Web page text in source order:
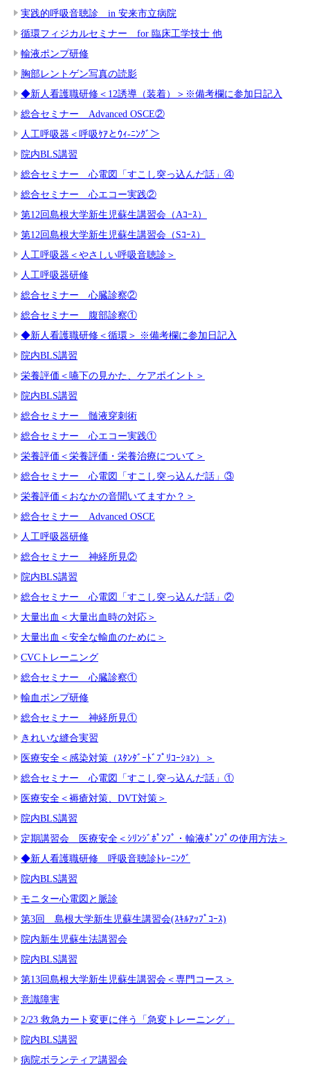
実践的呼吸音聴診 in 安来市立病院
循環フィジカルセミナー for 臨床工学技士 他
輸液ポンプ研修
胸部レントゲン写真の読影
◆新人看護職研修＜12誘導（装着）＞※備考欄に参加日記入
総合セミナー Advanced OSCE②
人工呼吸器＜呼吸ｹｱとｳｨ-ﾆﾝｸﾞ＞
院内BLS講習
総合セミナー 心電図「すこし突っ込んだ話」④
総合セミナー 心エコー実践②
第12回島根大学新生児蘇生講習会（Aｺｰｽ）
第12回島根大学新生児蘇生講習会（Sｺｰｽ）
人工呼吸器＜やさしい呼吸音聴診＞
人工呼吸器研修
総合セミナー 心臓診察②
総合セミナー 腹部診察①
◆新人看護職研修＜循環＞ ※備考欄に参加日記入
院内BLS講習
栄養評価＜嚥下の見かた、ケアポイント＞
院内BLS講習
総合セミナー 髄液穿刺術
総合セミナー 心エコー実践①
栄養評価＜栄養評価・栄養治療について＞
総合セミナー 心電図「すこし突っ込んだ話」③
栄養評価＜おなかの音聞いてますか？＞
総合セミナー Advanced OSCE
人工呼吸器研修
総合セミナー 神経所見②
院内BLS講習
総合セミナー 心電図「すこし突っ込んだ話」②
大量出血＜大量出血時の対応＞
大量出血＜安全な輸血のために＞
CVCトレーニング
総合セミナー 心臓診察①
輸血ポンプ研修
総合セミナー 神経所見①
きれいな縫合実習
医療安全＜感染対策（ｽﾀﾝﾀﾞｰﾄﾞﾌﾟﾘｺｰｼｮﾝ）＞
総合セミナー 心電図「すこし突っ込んだ話」①
医療安全＜褥瘡対策、DVT対策＞
院内BLS講習
定期講習会 医療安全＜ｼﾘﾝｼﾞﾎﾟﾝﾌﾟ・輸液ﾎﾟﾝﾌﾟの使用方法＞
◆新人看護職研修 呼吸音聴診ﾄﾚｰﾆﾝｸﾞ
院内BLS講習
モニター心電図と脈診
第3回 島根大学新生児蘇生講習会(ｽｷﾙｱｯﾌﾟｺｰｽ)
院内新生児蘇生法講習会
院内BLS講習
第13回島根大学新生児蘇生講習会＜専門コース＞
意識障害
2/23 救急カート変更に伴う「急変トレーニング」
院内BLS講習
病院ボランティア講習会